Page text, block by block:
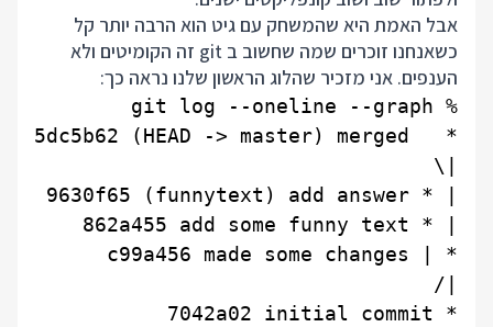
אבל האמת היא שהמשחק עם גיט הוא הרבה יותר קל
כשאנחנו זוכרים שמה שחשוב ב git זה הקומיטים ולא
הענפים. אני מזכיר שהלוג הראשון שלנו נראה כך:
* 7042a02 initial commit